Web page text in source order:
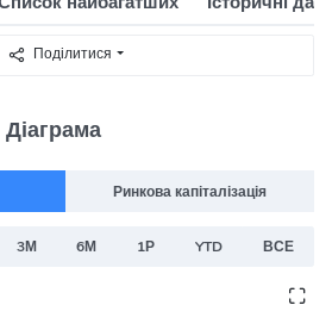
Поділитися
Ринкова капіталізація
3М 6М 1Р YTD ВСЕ